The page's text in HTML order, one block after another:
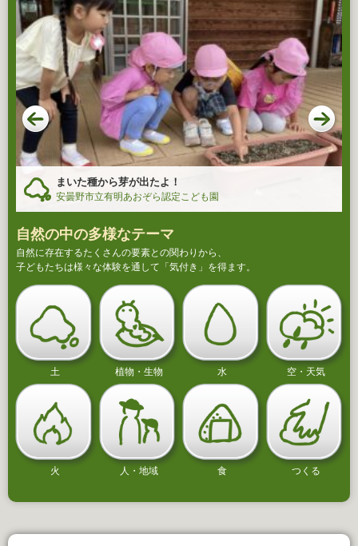
まいた種から芽が出たよ！
安曇野市立有明あおぞら認定こども園
自然の中の多様なテーマ
自然に存在するたくさんの要素との関わりから、
子どもたちは様々な体験を通して「気付き」を得ます。
土 植物・生物 水 空・天気
火 人・地域 食 つくる